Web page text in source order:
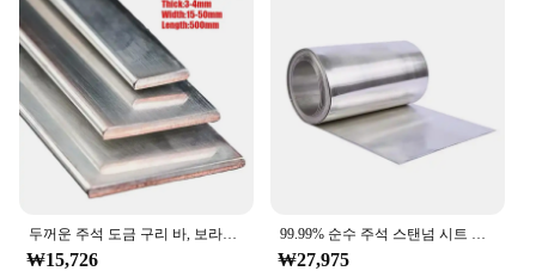
**Optimized for Professionals and Vendors**
This tool set is not just for personal use; it's tailored
for professionals and vendors who require a reliable
and efficient toolset for their projects. The set is
available for wholesale, making it an excellent
choice for vendors looking to stock high-quality
tools at competitive prices. The comprehensive
nature of the set ensures that you have everything
you need for a variety of tasks, making it a valuable
asset for both professionals and vendors alike.
₩15,726 ₩27,975